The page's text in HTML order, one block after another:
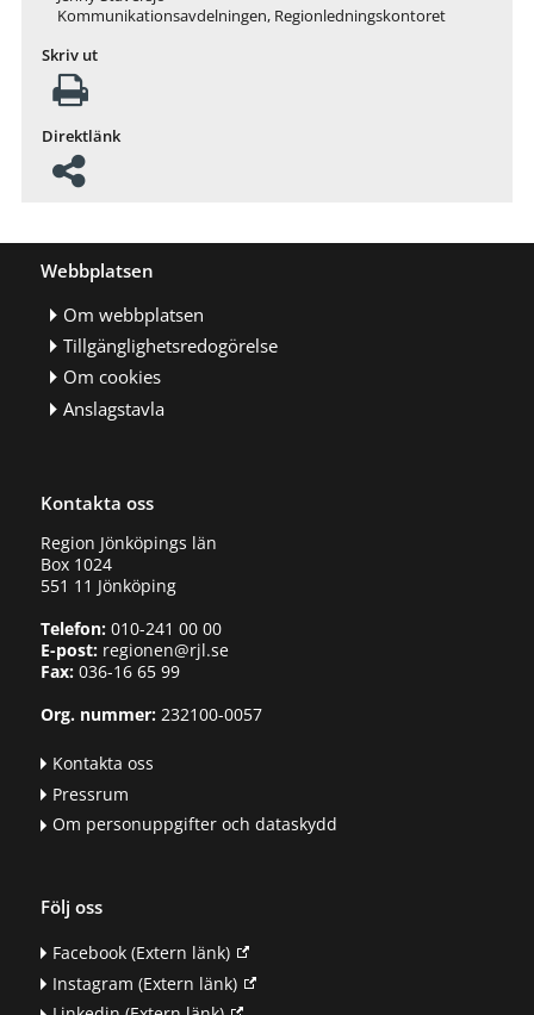
Kommunikationsavdelningen, Regionledningskontoret
Skriv ut
Direktlänk
Webbplatsen
Om webbplatsen
Tillgänglighetsredogörelse
Om cookies
Anslagstavla
Kontakta oss
Region Jönköpings län
Box 1024
551 11 Jönköping
Telefon:010-241 00 00
E-post:regionen@rjl.se
Fax: 036-16 65 99
Org. nummer:232100-0057
Kontakta oss
Pressrum
Om personuppgifter och dataskydd
Följ oss
Facebook(Extern länk)
Instagram (Extern länk)